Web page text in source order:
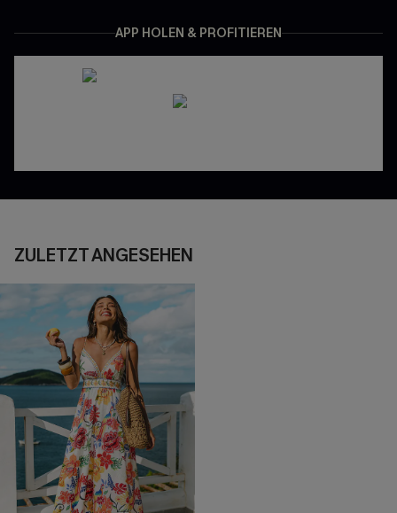
APP HOLEN & PROFITIEREN
ZULETZT ANGESEHEN